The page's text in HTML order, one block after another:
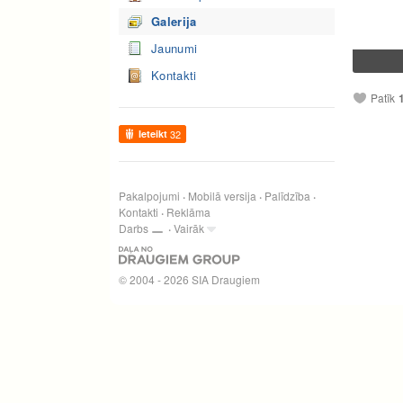
Galerija
Jaunumi
Kontakti
Ieteikt 32
Pakalpojumi Mobilā versija
Palīdzība
Kontakti
Reklāma
Darbs
Vairāk
© 2004 - 2026 SIA Draugiem
Patīk